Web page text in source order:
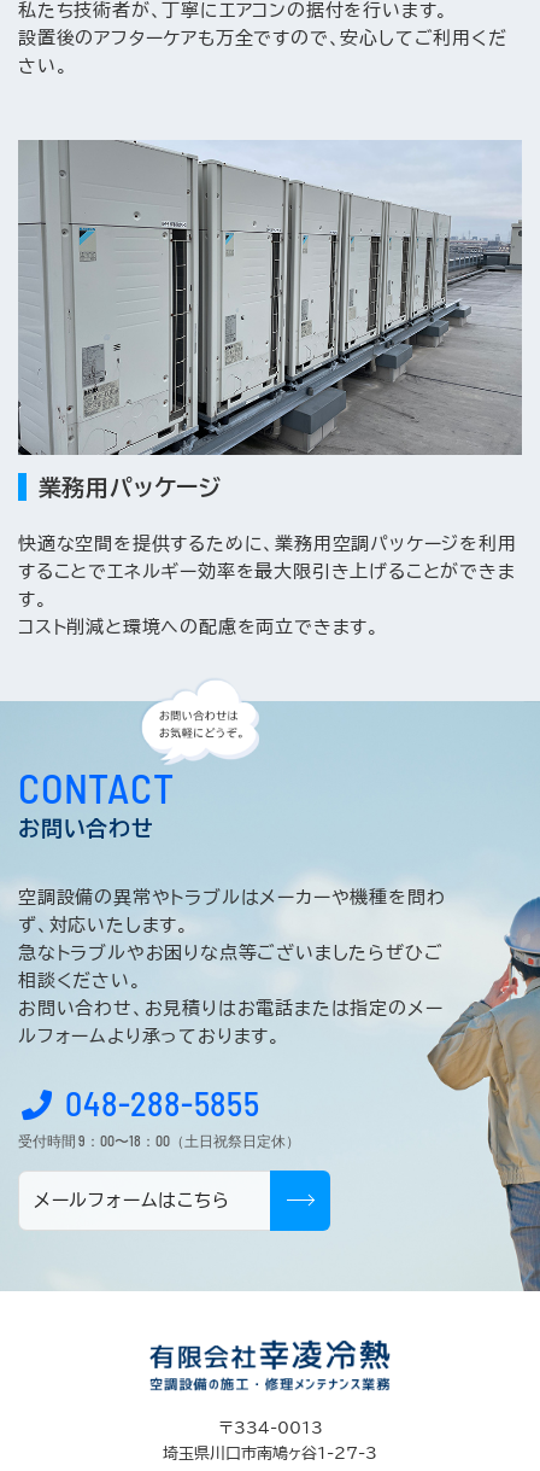
私たち技術者が、丁寧にエアコンの据付を行います。
設置後のアフターケアも万全ですので、安心してご利用くだ
さい。
業務用パッケージ
快適な空間を提供するために、業務用空調パッケージを利用
することでエネルギー効率を最大限引き上げることができま
す。
コスト削減と環境への配慮を両立できます。
CONTACT
お問い合わせ
空調設備の異常やトラブルはメーカーや機種を問わ
ず、対応いたします。
急なトラブルやお困りな点等ございましたらぜひご
相談ください。
お問い合わせ、お見積りはお電話または指定のメー
ルフォームより承っております。
048-288-5855
受付時間 9：00〜18：00（土日祝祭日定休）
メールフォームはこちら
〒334-0013
埼玉県川口市南鳩ヶ谷1-27-3